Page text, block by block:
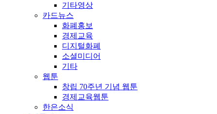
기타영상
카드뉴스
화폐홍보
경제교육
디지털화폐
소셜미디어
기타
웹툰
창립 70주년 기념 웹툰
경제교육웹툰
한은소식